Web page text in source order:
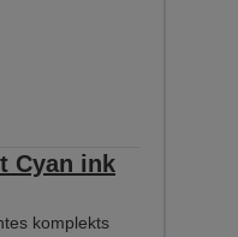
Cyan ink
komplekts